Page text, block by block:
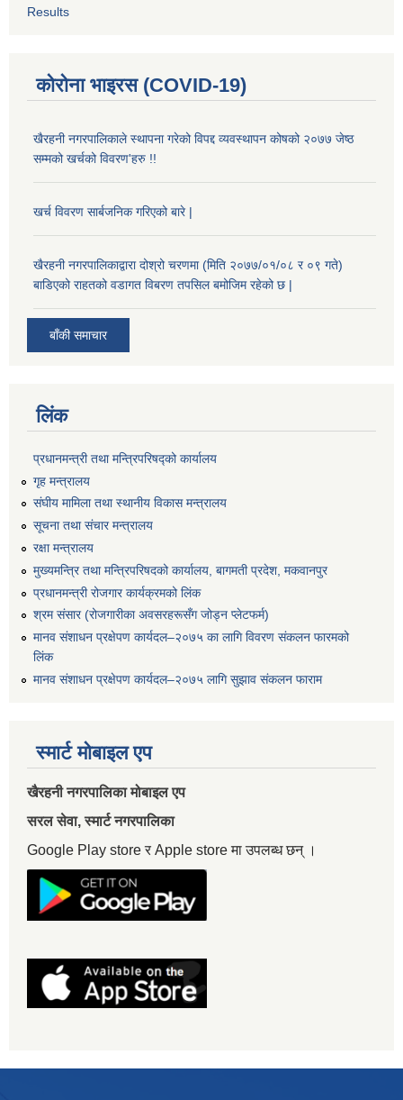
Results
कोरोना भाइरस (COVID-19)
खैरहनी नगरपालिकाले स्थापना गरेको विपद्द व्यवस्थापन कोषको २०७७ जेष्ठ
सम्मको खर्चको विवरण'हरु !!
खर्च विवरण सार्बजनिक गरिएको बारे |
खैरहनी नगरपालिकाद्वारा दोश्रो चरणमा (मिति २०७७/०१/०८ र ०९ गते)
बाडिएको राहतको वडागत विबरण तपसिल बमोजिम रहेको छ |
बाँकी समाचार
लिंक
प्रधानमन्त्री तथा मन्त्रिपरिषद्को कार्यालय
गृह मन्त्रालय
संघीय मामिला तथा स्थानीय विकास मन्त्रालय
सूचना तथा संचार मन्त्रालय
रक्षा मन्त्रालय
मुख्यमन्त्रि तथा मन्त्रिपरिषदको कार्यालय, बागमती प्रदेश, मकवानपुर
प्रधानमन्त्री रोजगार कार्यक्रमको लिंक
श्रम संसार (रोजगारीका अवसरहरूसँग जोड्न प्लेटफर्म)
मानव संशाधन प्रक्षेपण कार्यदल–२०७५ का लागि विवरण संकलन फारमको
लिंक
मानव संशाधन प्रक्षेपण कार्यदल–२०७५ लागि सुझाव संकलन फाराम
स्मार्ट मोबाइल एप
खैरहनी नगरपालिका मोबाइल एप
सरल सेवा, स्मार्ट नगरपालिका
Google Play store र Apple store मा उपलब्ध छन् ।